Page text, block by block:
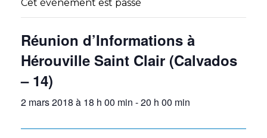
Cet évènement est passé
Réunion d’Informations à
Hérouville Saint Clair (Calvados
– 14)
2 mars 2018 à 18 h 00 min -20 h 00 min